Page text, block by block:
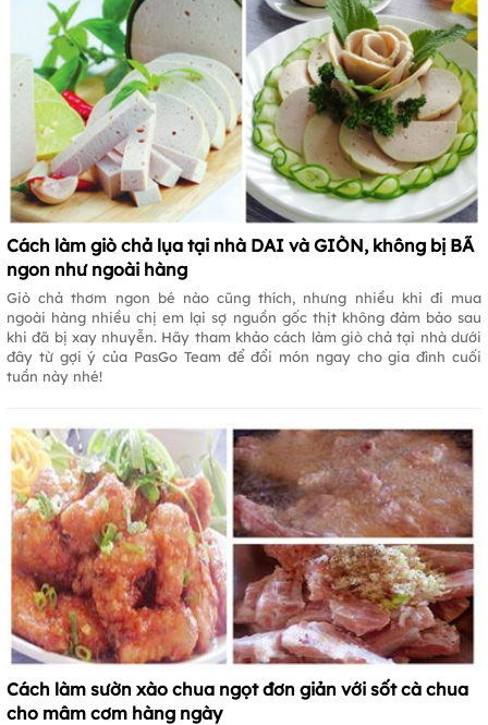
Cách làm giò chả lụa tại nhà DAI và GIÒN, không bị BÃ
ngon như ngoài hàng
Giò chả thơm ngon bé nào cũng thích, nhưng nhiều khi đi mua
ngoài hàng nhiều chị em lại sợ nguồn gốc thịt không đảm bảo sau
khi đã bị xay nhuyễn. Hãy tham khảo cách làm giò chả tại nhà dưới
đây từ gợi ý của PasGo Team để đổi món ngay cho gia đình cuối
tuần này nhé!
Cách làm sườn xào chua ngọt đơn giản với sốt cà chua
cho mâm cơm hàng ngày